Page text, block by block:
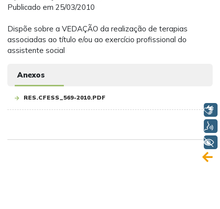
Publicado em 25/03/2010
Dispõe sobre a VEDAÇÃO da realização de terapias
associadas ao título e/ou ao exercício profissional do
assistente social
Anexos
RES.CFESS_569-2010.PDF
Libras
+ Acessibilidade